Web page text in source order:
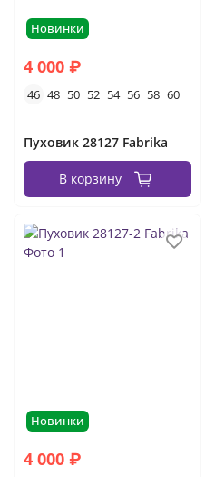
Новинки
4 000 ₽
46 48 50 52 54 56 58 60
Пуховик 28127 Fabrika
В корзину
Новинки
4 000 ₽